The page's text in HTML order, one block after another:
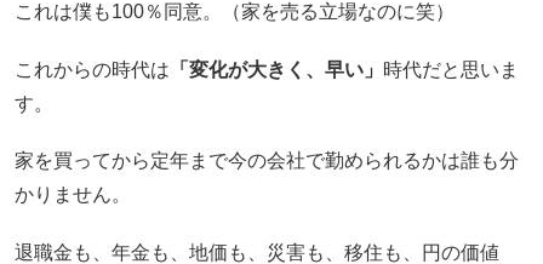
これは僕も100％同意。（家を売る立場なのに笑）
これからの時代は 「変化が大きく、早い」 時代だと思いま
す。
家を買ってから定年まで今の会社で勤められるかは誰も分
かりません。
退職金も、年金も、地価も、災害も、移住も、円の価値